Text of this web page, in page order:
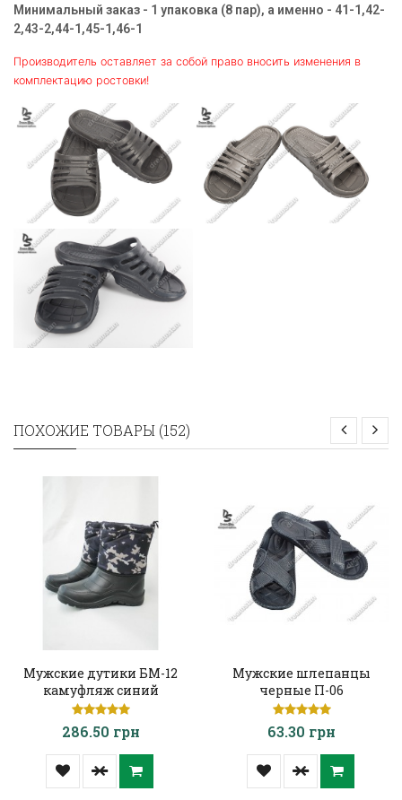
Минимальный заказ - 1 упаковка (8 пар), а именно - 41-1,42-
2,43-2,44-1,45-1,46-1
Производитель оставляет за собой право вносить изменения в
комплектацию ростовки!
ПОХОЖИЕ ТОВАРЫ (152)
Мужские дутики БМ-12
камуфляж синий
286.50 грн
Мужские шлепанцы
черные П-06
63.30 грн